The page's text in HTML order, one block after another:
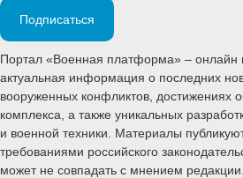
Подписаться
Портал «Военная платформа» – онлайн
актуальная информация о последних
вооруженных конфликтов, достижениях
комплекса, а также уникальных
и военной техники. Материалы
требованиями российского
может не совпадать с мнением редакции.